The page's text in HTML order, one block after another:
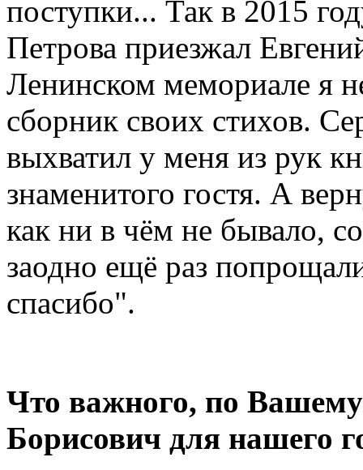
поступки... Так в 2015
Петрова приезжал
Ленинском мемориале я
сборник своих стихов.
выхватил у меня из рук
знаменитого гостя. А
как ни в чём не бывало,
заодно ещё раз
спасибо".
Что важного, по
Борисович для нашего